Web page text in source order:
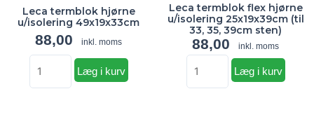
Leca termblok hjørne
u/isolering 49x19x33cm
88,00 inkl. moms
termblok
hjørne
u/isolering
49x19x33cm
antal
Læg i kurv
Leca termblok flex hjørne
u/isolering 25x19x39cm (til
33, 35, 39cm sten)
88,00 inkl. moms
termblok
flex
hjørne
u/isolering
25x19x39cm
Læg i kurv